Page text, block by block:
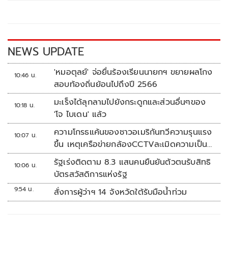
k k
NEWS UPDATE
10:46 น.
'หมอตุลย์' จ่อยื่นร้องเรียนนายกฯ ขยายผลโกง
สอบท้องถิ่นย้อนไปถึงปี 2566
10:18 น.
มะเร็งได้ลุกลามไปยังกระดูกและส่วนอื่นๆของ
'โจ ไบเดน' แล้ว
10:07 น.
ความโกรธแค้นของชาวอเมริกันทวีความรุนแรง
ขึ้น เหตุเครือข่ายกล้องCCTVละเมิดความเป็น
ส่วนตัว
10:06 น.
รัฐเร่งติดตาม 8.3 แสนคนยืนยันตัวตนรับสิทธิ
บัตรสวัสดิการแห่งรัฐ
9:54 น. สั่งการผู้ว่าฯ 14 จังหวัดใต้รับมือน้ำท่วม